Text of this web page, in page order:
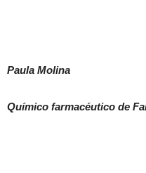
Paula Molina
Químico farmacéutico de